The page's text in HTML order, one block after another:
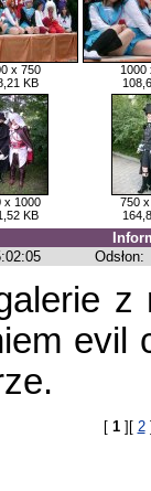
x 750
KB
1000
x 1000
KB
750
Odsłon:
z
evil
[ 1][ 2